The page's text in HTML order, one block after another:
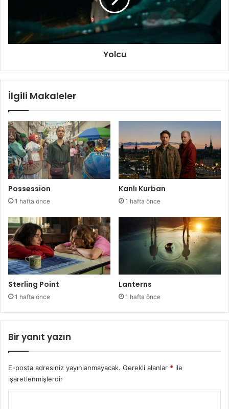
Yolcu
İlgili Makaleler
Possession
1 hafta önce
Kanlı Kurban
1 hafta önce
Sterling Point
1 hafta önce
Lanterns
1 hafta önce
Bir yanıt yazın
E-posta adresiniz yayınlanmayacak. Gerekli alanlar * ile
işaretlenmişlerdir